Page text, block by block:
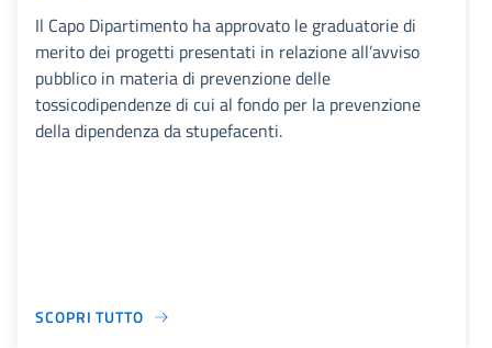
Il Capo Dipartimento ha approvato le graduatorie di
merito dei progetti presentati in relazione all’avviso
pubblico in materia di prevenzione delle
tossicodipendenze di cui al fondo per la prevenzione
della dipendenza da stupefacenti.
SCOPRI TUTTO